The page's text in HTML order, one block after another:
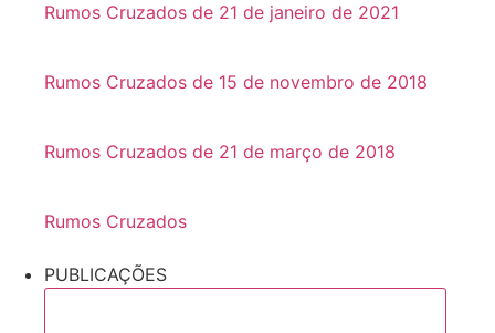
Rumos Cruzados de 21 de janeiro de 2021
Rumos Cruzados de 15 de novembro de 2018
Rumos Cruzados de 21 de março de 2018
Rumos Cruzados
PUBLICAÇÕES